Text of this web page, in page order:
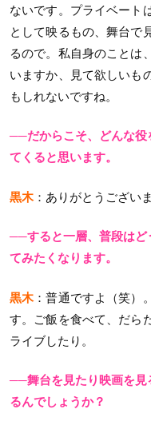
ないです。プライベート
として映るもの、舞台で
るので。私自身のことは
いますか、見て欲しいも
もしれないですね。
──だからこそ、どんな役
てくると思います。
黒木：ありがとうございま
──すると一層、普段はど
てみたくなります。
黒木：普通ですよ（笑）
す。ご飯を食べて、だら
ライブしたり。
──舞台を見たり映画を見
るんでしょうか？